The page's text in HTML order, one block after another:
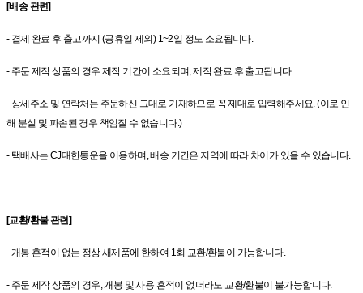
[배송 관련]
- 결제 완료 후 출고까지 (공휴일 제외) 1~2일 정도 소요됩니다.
- 주문 제작 상품의 경우 제작 기간이 소요되며, 제작 완료 후 출고됩니다.
- 상세주소 및 연락처는 주문하신 그대로 기재하므로 꼭 제대로 입력해주세요. (이로 인
해 분실 및 파손된 경우 책임질 수 없습니다.)
- 택배사는 CJ대한통운을 이용하며, 배송 기간은 지역에 따라 차이가 있을 수 있습니다.
[교환/환불 관련]
- 개봉 흔적이 없는 정상 새제품에 한하여 1회 교환/환불이 가능합니다.
- 주문 제작 상품의 경우, 개봉 및 사용 흔적이 없더라도 교환/환불이 불가능합니다.